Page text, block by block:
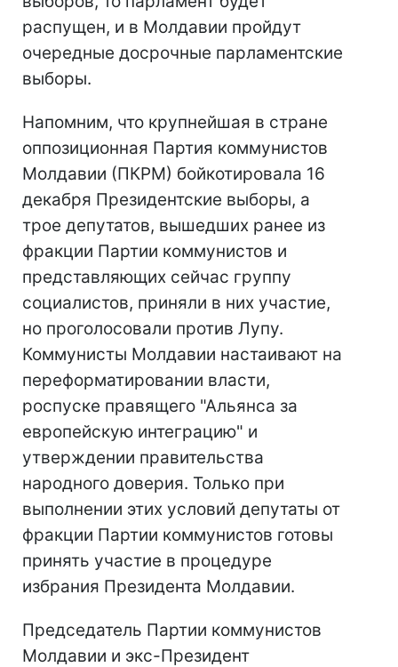
распущен, и в Молдавии пройдут
очередные досрочные парламентские
выборы.
Напомним, что крупнейшая в стране
оппозиционная Партия коммунистов
Молдавии (ПКРМ) бойкотировала 16
декабря Президентские выборы, а
трое депутатов, вышедших ранее из
фракции Партии коммунистов и
представляющих сейчас группу
социалистов, приняли в них участие,
но проголосовали против Лупу.
Коммунисты Молдавии настаивают на
переформатировании власти,
роспуске правящего "Альянса за
европейскую интеграцию" и
утверждении правительства
народного доверия. Только при
выполнении этих условий депутаты от
фракции Партии коммунистов готовы
принять участие в процедуре
избрания Президента Молдавии.
Председатель Партии коммунистов
Молдавии и экс-Президент